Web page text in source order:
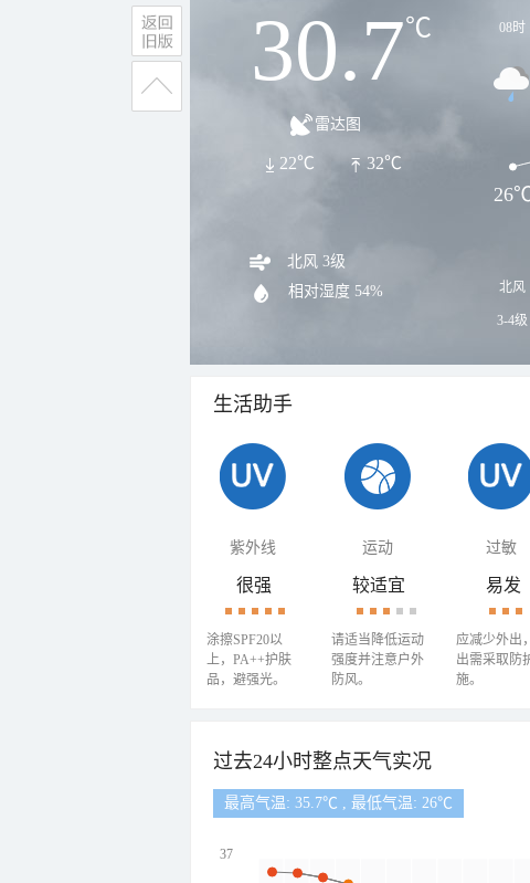
30.7℃
雷达图
32℃
22℃
北风 3级
相对湿度 54%
08时
北风
3-4级
生活助手
紫外线 运动 过敏
很强
涂擦SPF20以
上，PA++护肤
品，避强光。
较适宜
请适当降低运动
强度并注意户外
防风。
易发
应减少外出
出需采取防
施。
过去24小时整点天气实况
最高气温: 35.7℃ , 最低气温: 26℃
37